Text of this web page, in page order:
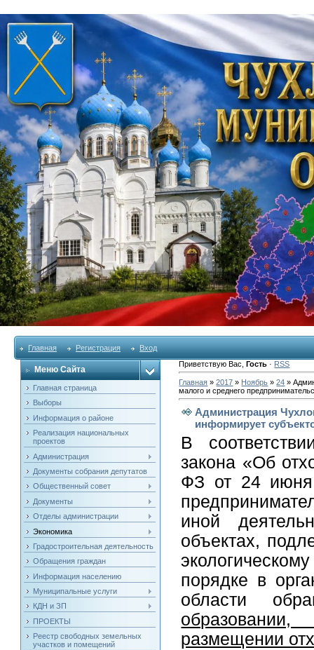
Главная Регистрация Вход
Меню Сайта
Главная страница
Выборы
Информация о районе
Реализация национальных
проектов
Администрация
Документы собрания депутатов
Общественный совет
Документы
Отделы администрации
Экономика
Градостроительная деятельность
Обращения граждан
Информация населению
Муниципальные услуги
КДН и ЗП
ПРОЕКТЫ
Реестр свободных земельных
участков и помещений
Приветствую Вас ,Гость · RSS
Главная »2017 » Ноябрь » 24 »
малого и среднего
Администрация
информирует
В
закона «Об
ФЗ от 24 июня
иной
объектах,
порядке в
области
размещении